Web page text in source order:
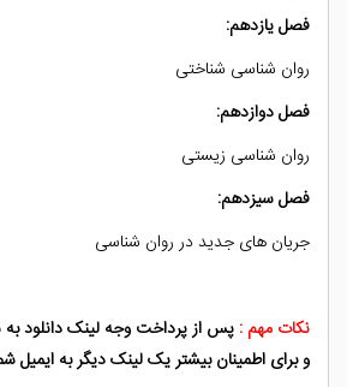
فصل یازدهم:
روان شناسی شناختی
فصل دوازدهم:
روان شناسی زیستی
فصل سیزدهم:
جریان های جدید در روان شناسی
نکات مهم : پس از پرداخت وجه لینک دانلود
و برای اطمینان بیشتر یک لینک دیگر به ایمیل